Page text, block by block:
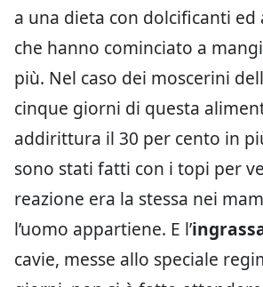
a una dieta con dolcificanti ed
che hanno cominciato a
più. Nel caso dei moscerini
cinque giorni di questa
addirittura il 30 per cento in
sono stati fatti con i topi per
reazione era la stessa nei
l’uomo appartiene. E l’
cavie, messe allo speciale